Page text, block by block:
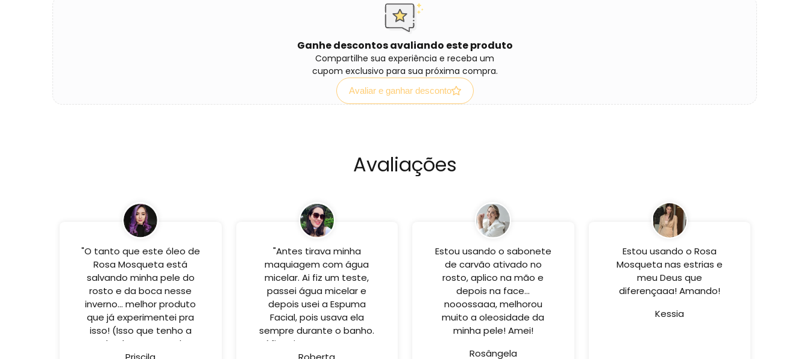
Ganhe descontos avaliando este produto
Compartilhe sua experiência e receba um
cupom exclusivo para sua próxima compra.
Avaliar e ganhar desconto
Avaliações
"O tanto que este óleo de
Rosa Mosqueta está
salvando minha pele do
rosto e da boca nesse
inverno... melhor produto
que já experimentei pra
isso! (Isso que tenho a
pele oleosa, mas ele
"Antes tirava minha
maquiagem com água
micelar. Ai fiz um teste,
passei água micelar e
depois usei a Espuma
Facial, pois usava ela
sempre durante o banho.
Aí fiquei surpresa, porque
Estou usando o sabonete
de carvão ativado no
rosto, aplico na mão e
depois na face...
nooossaaa, melhorou
muito a oleosidade da
minha pele! Amei!
Rosângela
Estou usando o Rosa
Mosqueta nas estrias e
meu Deus que
diferençaaa! Amando!
Kessia